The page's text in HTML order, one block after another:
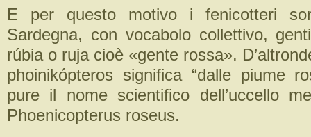
E per questo motivo i fenicotteri
Sardegna, con vocabolo collettivo,
rúbia o ruja cioè «gente rossa».
phoinikópteros significa “dalle piume
pure il nome scientifico dell’uccello
Phoenicopterus roseus.